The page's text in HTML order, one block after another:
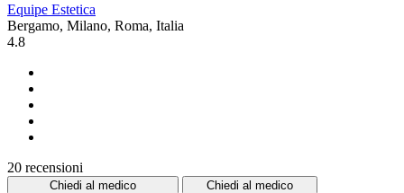
Equipe Estetica
Bergamo, Milano, Roma, Italia
4.8
20 recensioni
Chiedi al medico Chiedi al medico